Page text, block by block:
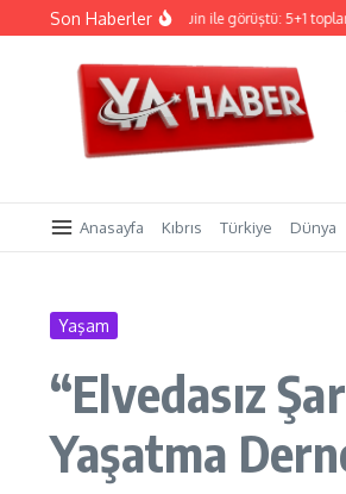
İçeriğe atlaSon Haberler
Hristodulidis, Holguin ile görüştü: 5+1 toplantı için
Anasayfa Kıbrıs Türkiye Dünya
Yaşam
“Elvedasız
Yaşatma